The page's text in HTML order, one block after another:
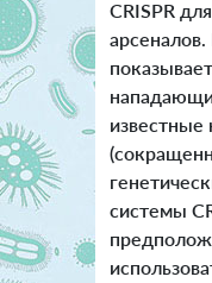
CRISPR
известные
системы